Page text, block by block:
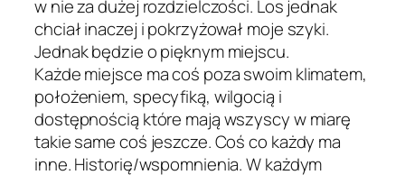
w nie za dużej rozdzielczości. Los jednak
chciał inaczej i pokrzyżował moje szyki.
Jednak będzie o pięknym miejscu.
Każde miejsce ma coś poza swoim klimatem,
położeniem, specyfiką, wilgocią i
dostępnością które mają wszyscy w miarę
takie same coś jeszcze. Coś co każdy ma
inne. Historię/wspomnienia. W każdym